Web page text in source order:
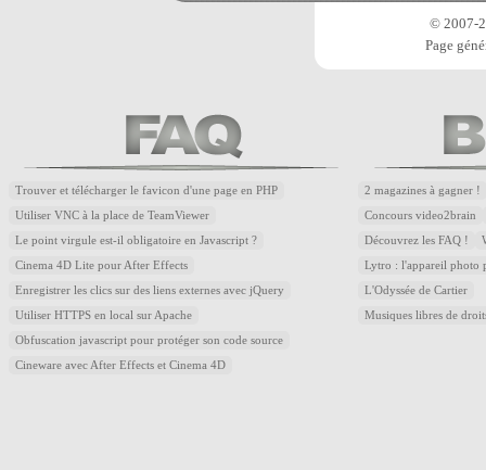
© 2007-
Page
Trouver et télécharger le favicon d'une page en PHP
Utiliser VNC à la place de TeamViewer
Le point virgule est-il obligatoire en Javascript ?
Cinema 4D Lite pour After Effects
Enregistrer les clics sur des liens externes avec jQuery
Utiliser HTTPS en local sur Apache
Obfuscation javascript pour protéger son code source
Cineware avec After Effects et Cinema 4D
2 magazines à gagner !
Concours video2brain
Découvrez les FAQ !
Lytro : l'appareil photo
L'Odyssée de Cartier
Musiques libres de